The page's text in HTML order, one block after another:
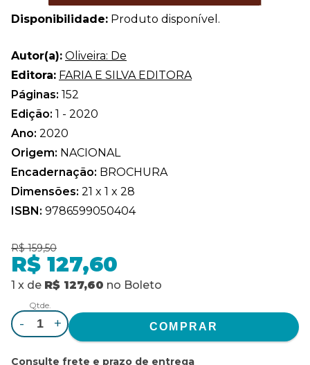
Disponibilidade: Produto disponível.
Autor(a): Oliveira: De
Editora: FARIA E SILVA EDITORA
Páginas: 152
Edição: 1 - 2020
Ano: 2020
Origem: NACIONAL
Encadernação: BROCHURA
Dimensões: 21 x 1 x 28
ISBN: 9786599050404
R$ 159,50
R$ 127,60
1 x de R$ 127,60 no Boleto
Qtde.
- +
Consulte frete e prazo de entrega